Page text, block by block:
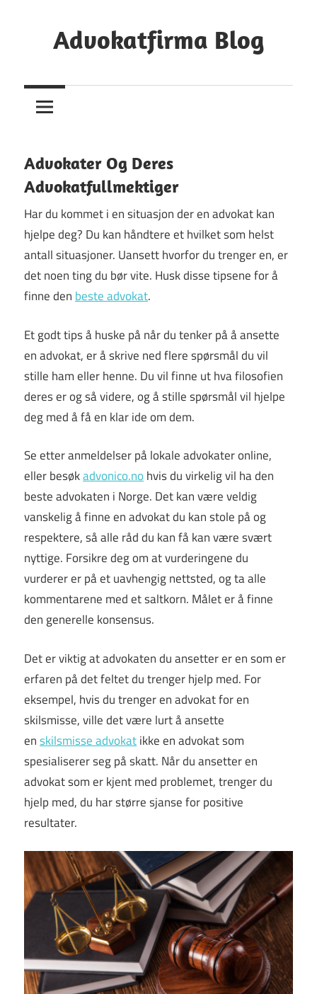
contentAdvokatfirma Blog
Guide
En
Advokat
Advokater Og Deres
Advokatfullmektiger
Har du kommet i en situasjon der en advokat kan
hjelpe deg? Du kan håndtere et hvilket som helst
antall situasjoner. Uansett hvorfor du trenger en, er
det noen ting du bør vite. Husk disse tipsene for å
finne denbeste advokat.
Et godt tips å huske på når du tenker på å ansette
en advokat, er å skrive ned flere spørsmål du vil
stille ham eller henne. Du vil finne ut hva filosofien
deres er og så videre, og å stille spørsmål vil hjelpe
deg med å få en klar ide om dem.
Se etter anmeldelser på lokale advokater online,
eller besøkadvonico.nohvis du virkelig vil ha den
beste advokaten i Norge. Det kan være veldig
vanskelig å finne en advokat du kan stole på og
respektere, så alle råd du kan få kan være svært
nyttige. Forsikre deg om at vurderingene du
vurderer er på et uavhengig nettsted, og ta alle
kommentarene med et saltkorn. Målet er å finne
den generelle konsensus.
Det er viktig at advokaten du ansetter er en som er
erfaren på det feltet du trenger hjelp med. For
eksempel, hvis du trenger en advokat for en
skilsmisse, ville det være lurt å ansette
enskilsmisse advokatikke en advokat som
spesialiserer seg på skatt. Når du ansetter en
advokat som er kjent med problemet, trenger du
hjelp med, du har større sjanse for positive
resultater.